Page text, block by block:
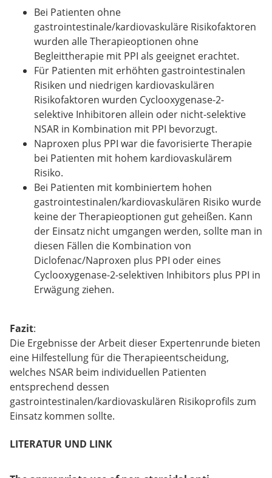
Bei Patienten ohne
gastrointestinale/kardiovaskuläre Risikofaktoren
wurden alle Therapieoptionen ohne
Begleittherapie mit PPI als geeignet erachtet.
Für Patienten mit erhöhten gastrointestinalen
Risiken und niedrigen kardiovaskulären
Risikofaktoren wurden Cyclooxygenase-2-
selektive Inhibitoren allein oder nicht-selektive
NSAR in Kombination mit PPI bevorzugt.
Naproxen plus PPI war die favorisierte Therapie
bei Patienten mit hohem kardiovaskulärem
Risiko.
Bei Patienten mit kombiniertem hohen
gastrointestinalen/kardiovaskulären Risiko wurde
keine der Therapieoptionen gut geheißen. Kann
der Einsatz nicht umgangen werden, sollte man in
diesen Fällen die Kombination von
Diclofenac/Naproxen plus PPI oder eines
Cyclooxygenase-2-selektiven Inhibitors plus PPI in
Erwägung ziehen.
Fazit:
Die Ergebnisse der Arbeit dieser Expertenrunde bieten
eine Hilfestellung für die Therapieentscheidung,
welches NSAR beim individuellen Patienten
entsprechend dessen
gastrointestinalen/kardiovaskulären Risikoprofils zum
Einsatz kommen sollte.
LITERATUR UND LINK